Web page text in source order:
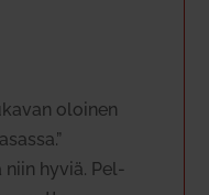
oloinen
niin hyviä. Pel­